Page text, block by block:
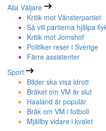
Alla Väljare
Kritik mot Vänsterpartiet
Så vill partierna hjälpa
Kritik mot Jomshof
Politiker reser i Sverige
Färre assistenter
Sport
Bilder ska visa idrott
Bråket om VM är slut
Haaland är populär
Bråk om VM i fotboll
Mjällby vidare i kvalet